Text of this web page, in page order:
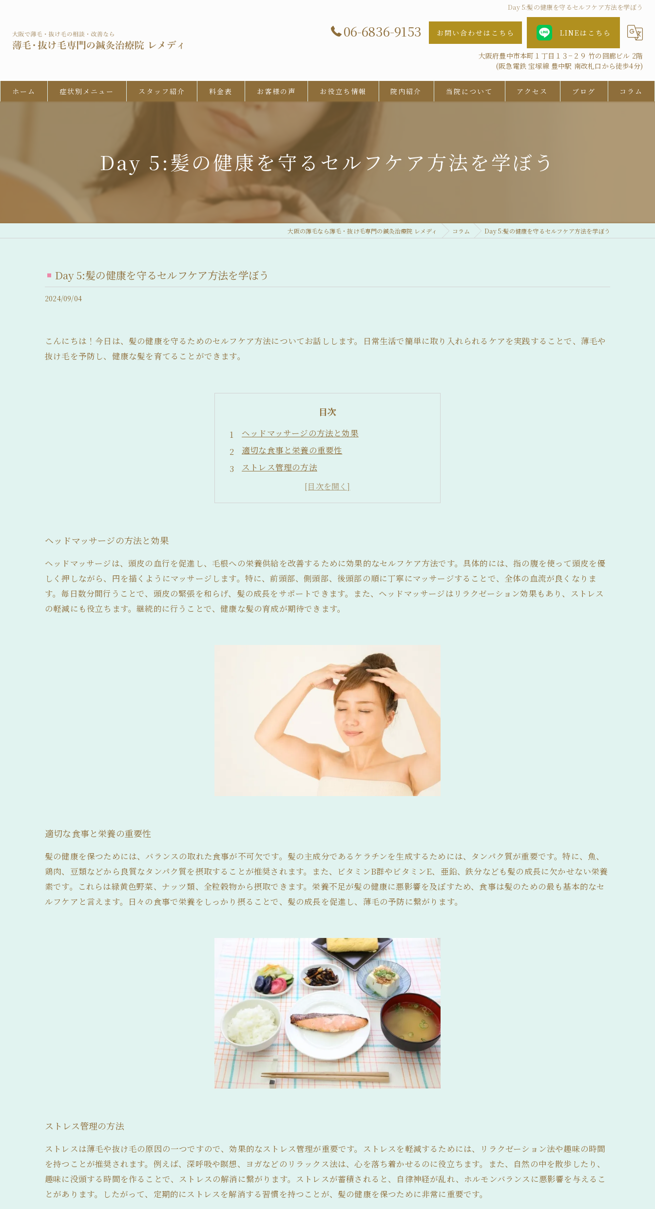
Day 5:髪の健康を守るセルフケア方法を学ぼう
06-6836-9153 お問い合わせはこちら LINEはこちら
大阪府豊中市本町１丁目１３−２９ 竹の回廊ビル 2階
(阪急電鉄 宝塚線 豊中駅 南改札口から徒歩4分)
ホーム 症状別メニュー
女性の男性型脱毛 (FAGA)
円形脱毛症
牽引性脱毛症
産後脱毛症 (産後の抜け毛)
急性休止期脱毛症
慢性休止期脱毛症
抜け毛について
スタッフ紹介 料金表 お客様の声 お役立ち情報 院内紹介 当院について
鍼灸
アクセス ブログ コラム
Day 5:髪の健康を守るセルフケア方法を学ぼう
大阪の薄毛なら薄毛・抜け毛専門の鍼灸治療院 レメディ コラム Day 5:髪の健康を守るセルフケア方法を学ぼう
Day 5:髪の健康を守るセルフケア方法を学ぼう
2024/09/04
こんにちは！今日は、髪の健康を守るためのセルフケア方法についてお話しします。日常生活で簡単に取り入れられるケアを実践することで、薄毛や
抜け毛を予防し、健康な髪を育てることができます。
目次
ヘッドマッサージの方法と効果
適切な食事と栄養の重要性
ストレス管理の方法
良質な睡眠の重要性
適度な運動の効果
ヘッドマッサージの方法と効果
ヘッドマッサージは、頭皮の血行を促進し、毛根への栄養供給を改善するために効果的なセルフケア方法です。具体的には、指の腹を使って頭皮を優
しく押しながら、円を描くようにマッサージします。特に、前頭部、側頭部、後頭部の順に丁寧にマッサージすることで、全体の血流が良くなりま
す。毎日数分間行うことで、頭皮の緊張を和らげ、髪の成長をサポートできます。また、ヘッドマッサージはリラクゼーション効果もあり、ストレス
の軽減にも役立ちます。継続的に行うことで、健康な髪の育成が期待できます。
適切な食事と栄養の重要性
髪の健康を保つためには、バランスの取れた食事が不可欠です。髪の主成分であるケラチンを生成するためには、タンパク質が重要です。特に、魚、
鶏肉、豆類などから良質なタンパク質を摂取することが推奨されます。また、ビタミンB群やビタミンE、亜鉛、鉄分なども髪の成長に欠かせない栄養
素です。これらは緑黄色野菜、ナッツ類、全粒穀物から摂取できます。栄養不足が髪の健康に悪影響を及ぼすため、食事は髪のための最も基本的なセ
ルフケアと言えます。日々の食事で栄養をしっかり摂ることで、髪の成長を促進し、薄毛の予防に繋がります。
ストレス管理の方法
ストレスは薄毛や抜け毛の原因の一つですので、効果的なストレス管理が重要です。ストレスを軽減するためには、リラクゼーション法や趣味の時間
を持つことが推奨されます。例えば、深呼吸や瞑想、ヨガなどのリラックス法は、心を落ち着かせるのに役立ちます。また、自然の中を散歩したり、
趣味に没頭する時間を作ることで、ストレスの解消に繋がります。ストレスが蓄積されると、自律神経が乱れ、ホルモンバランスに悪影響を与えるこ
とがあります。したがって、定期的にストレスを解消する習慣を持つことが、髪の健康を保つために非常に重要です。